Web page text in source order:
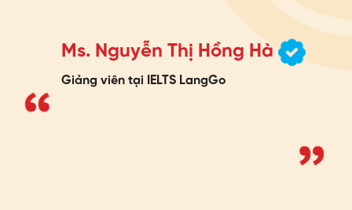
Ms. Nguyễn Thị Hồng Hà
Giảng viên tại IELTS LangGo